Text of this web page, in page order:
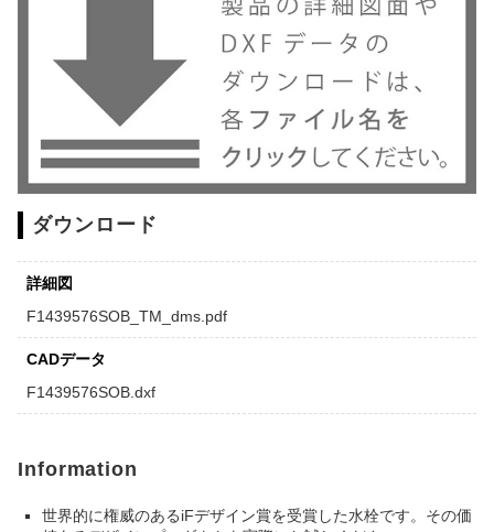
ダウンロード
詳細図
F1439576SOB_TM_dms.pdf
CADデータ
F1439576SOB.dxf
Information
世界的に権威のあるiFデザイン賞を受賞した水栓です。その価